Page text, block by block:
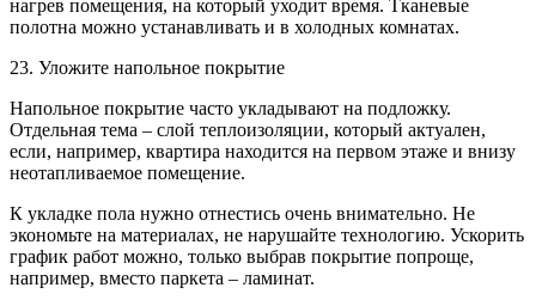
нагрев помещения, на который уходит время. Тканевые
полотна можно устанавливать и в холодных комнатах.
23. Уложите напольное покрытие
Напольное покрытие часто укладывают на подложку.
Отдельная тема – слой теплоизоляции, который актуален,
если, например, квартира находится на первом этаже и внизу
неотапливаемое помещение.
К укладке пола нужно отнестись очень внимательно. Не
экономьте на материалах, не нарушайте технологию. Ускорить
график работ можно, только выбрав покрытие попроще,
например, вместо паркета – ламинат.